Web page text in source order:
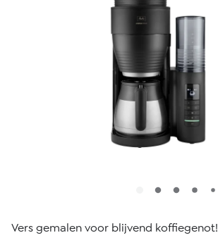
Vers gemalen voor blijvend koffiegenot!